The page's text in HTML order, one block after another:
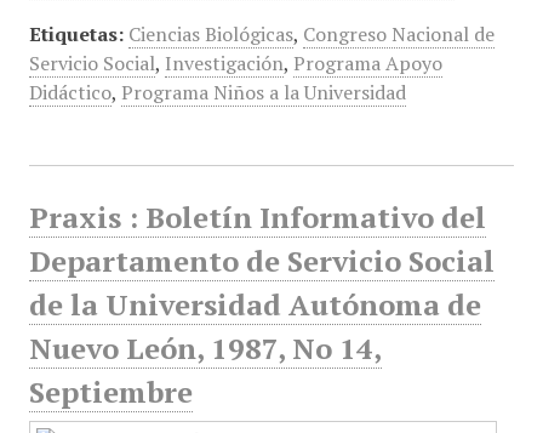
Etiquetas: Ciencias Biológicas, Congreso Nacional de
Servicio Social, Investigación, Programa Apoyo
Didáctico, Programa Niños a la Universidad
Praxis : Boletín Informativo del
Departamento de Servicio Social
de la Universidad Autónoma de
Nuevo León, 1987, No 14,
Septiembre